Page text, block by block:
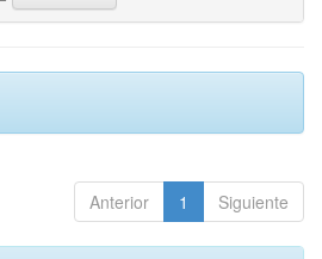
Anterior 1 Siguiente